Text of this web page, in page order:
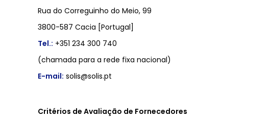
Rua do Correguinho do Meio, 99
3800-587 Cacia [Portugal]
Tel.: +351 234 300 740
(chamada para a rede fixa nacional)
E-mail: solis@solis.pt
Critérios de Avaliação de Fornecedores